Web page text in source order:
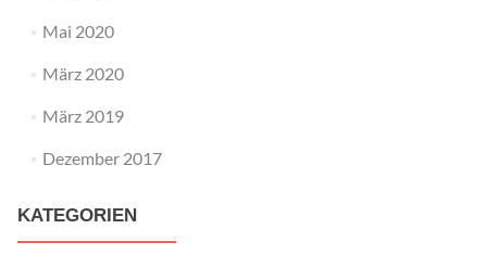
Mai 2020
März 2020
März 2019
Dezember 2017
KATEGORIEN